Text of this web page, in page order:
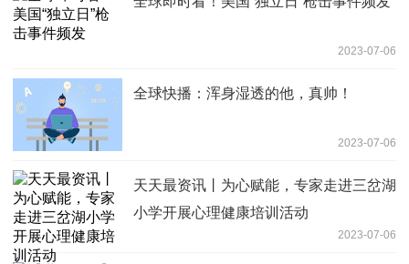
2023-07-06
全球快播：浑身湿透的他，真帅！
2023-07-06
天天最资讯丨为心赋能，专家走进三岔湖
小学开展心理健康培训活动
2023-07-06